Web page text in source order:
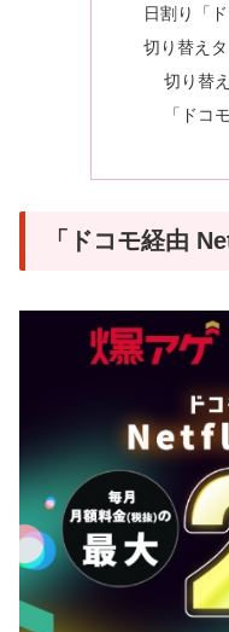
日割り「
切り替え
切り替
「ドコ
「ドコモ経由